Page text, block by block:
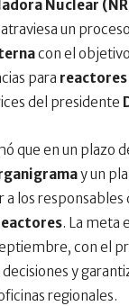
Nuclear
un
con el
para
del presidente
que en un plazo
y un
a los
. La meta
con el
y
regionales.